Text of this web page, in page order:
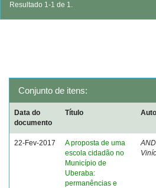
Resultado 1-1 de 1.
Conjunto de itens:
Data do
documento
Título
22-Fev-2017
A proposta de uma
escola cidadão no
Município de
Uberaba:
permanências e